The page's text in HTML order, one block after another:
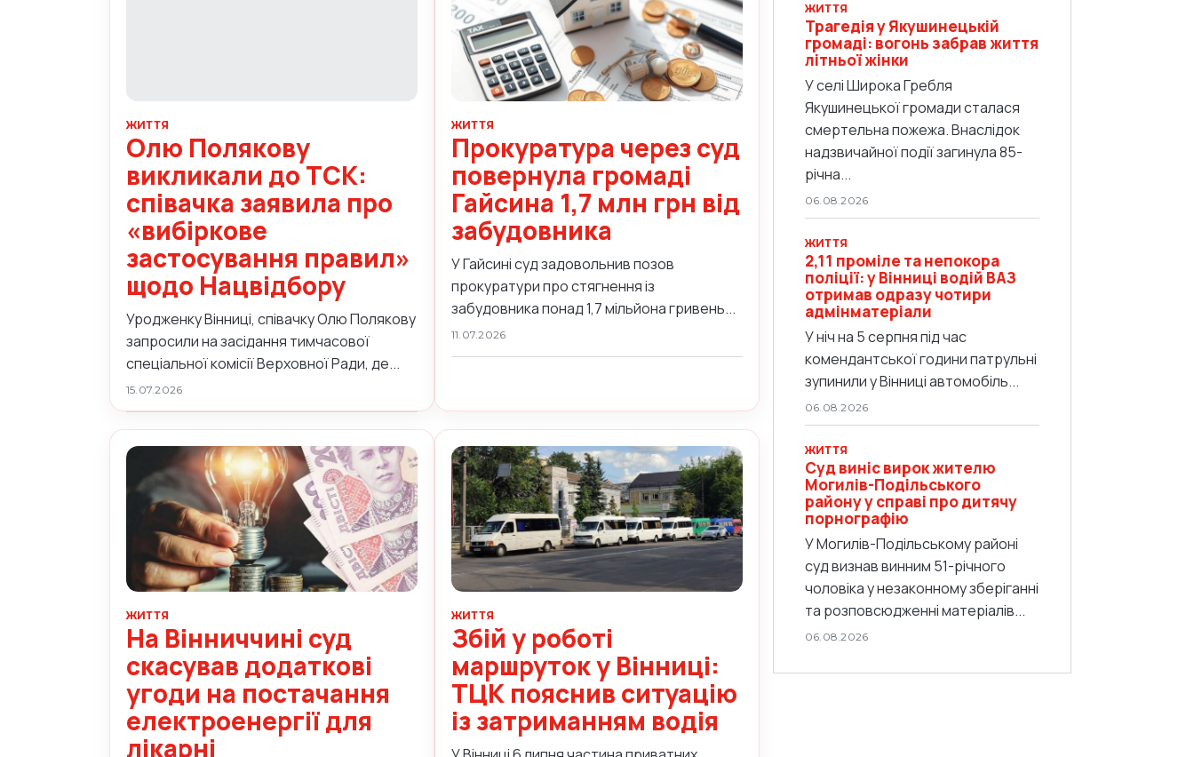
ЖИТТЯ
Олю Полякову
викликали до ТСК:
співачка заявила про
«вибіркове
застосування правил»
щодо Нацвідбору
Уродженку Вінниці, співачку Олю Полякову
запросили на засідання тимчасової
спеціальної комісії Верховної Ради, де...
15.07.2026
ЖИТТЯ
Прокуратура через суд
повернула громаді
Гайсина 1,7 млн грн від
забудовника
У Гайсині суд задовольнив позов
прокуратури про стягнення із
забудовника понад 1,7 мільйона гривень...
11.07.2026
ЖИТТЯ
На Вінниччині суд
скасував додаткові
угоди на постачання
електроенергії для
лікарні
ЖИТТЯ
Збій у роботі
маршруток у Вінниці:
ТЦК пояснив ситуацію
із затриманням водія
ЖИТТЯ
Трагедія у Якушинецькій
громаді: вогонь забрав життя
літньої жінки
У селі Широка Гребля
Якушинецької громади сталася
смертельна пожежа. Внаслідок
надзвичайної події загинула 85-
річна...
06.08.2026
ЖИТТЯ
2,11 проміле та непокора
поліції: у Вінниці водій ВАЗ
отримав одразу чотири
адмінматеріали
У ніч на 5 серпня під час
комендантської години патрульні
зупинили у Вінниці автомобіль...
06.08.2026
ЖИТТЯ
Суд виніс вирок жителю
Могилів-Подільського
району у справі про дитячу
порнографію
У Могилів-Подільському районі
суд визнав винним 51-річного
чоловіка у незаконному зберіганні
та розповсюдженні матеріалів...
06.08.2026